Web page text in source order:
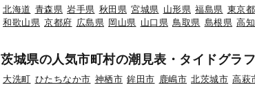
北海道 青森県 岩手県 秋田県 宮城県 山形県 福島県 東京都
和歌山県 京都府 広島県 岡山県 山口県 鳥取県 島根県 高
茨城県の人気市町村の潮見表・タイドグラフ
大洗町 ひたちなか市 神栖市 鉾田市 鹿嶋市 北茨城市 高萩